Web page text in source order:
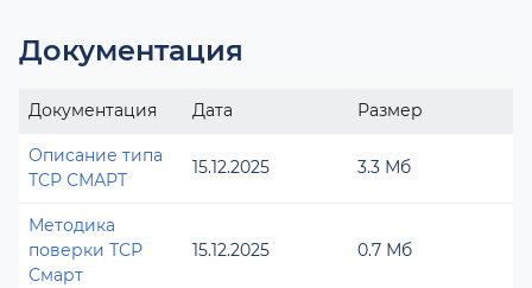
Документация
Документация Дата Размер
Описание типа
ТСР СМАРТ
15.12.2025 3.3 Мб
Методика
поверки ТСР
Смарт
15.12.2025 0.7 Мб